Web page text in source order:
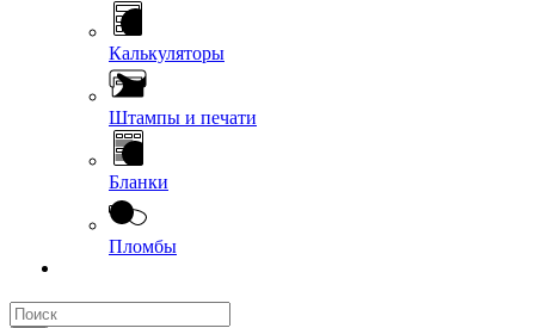
Калькуляторы
Штампы и печати
Бланки
Пломбы